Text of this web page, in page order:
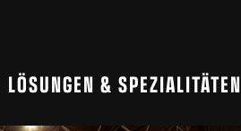
LÖSUNGEN & SPEZIALITÄTEN